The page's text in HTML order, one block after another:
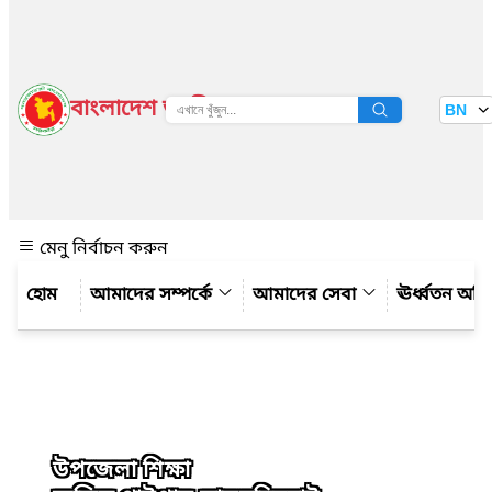
বাংলাদেশ জাতীয় তথ্য বাতায়ন BN
মেনু নির্বাচন করুন
আমাদের সম্পর্কে
আমাদের সেবা ঊর্ধ্বতন
উপজেলা শিক্ষা